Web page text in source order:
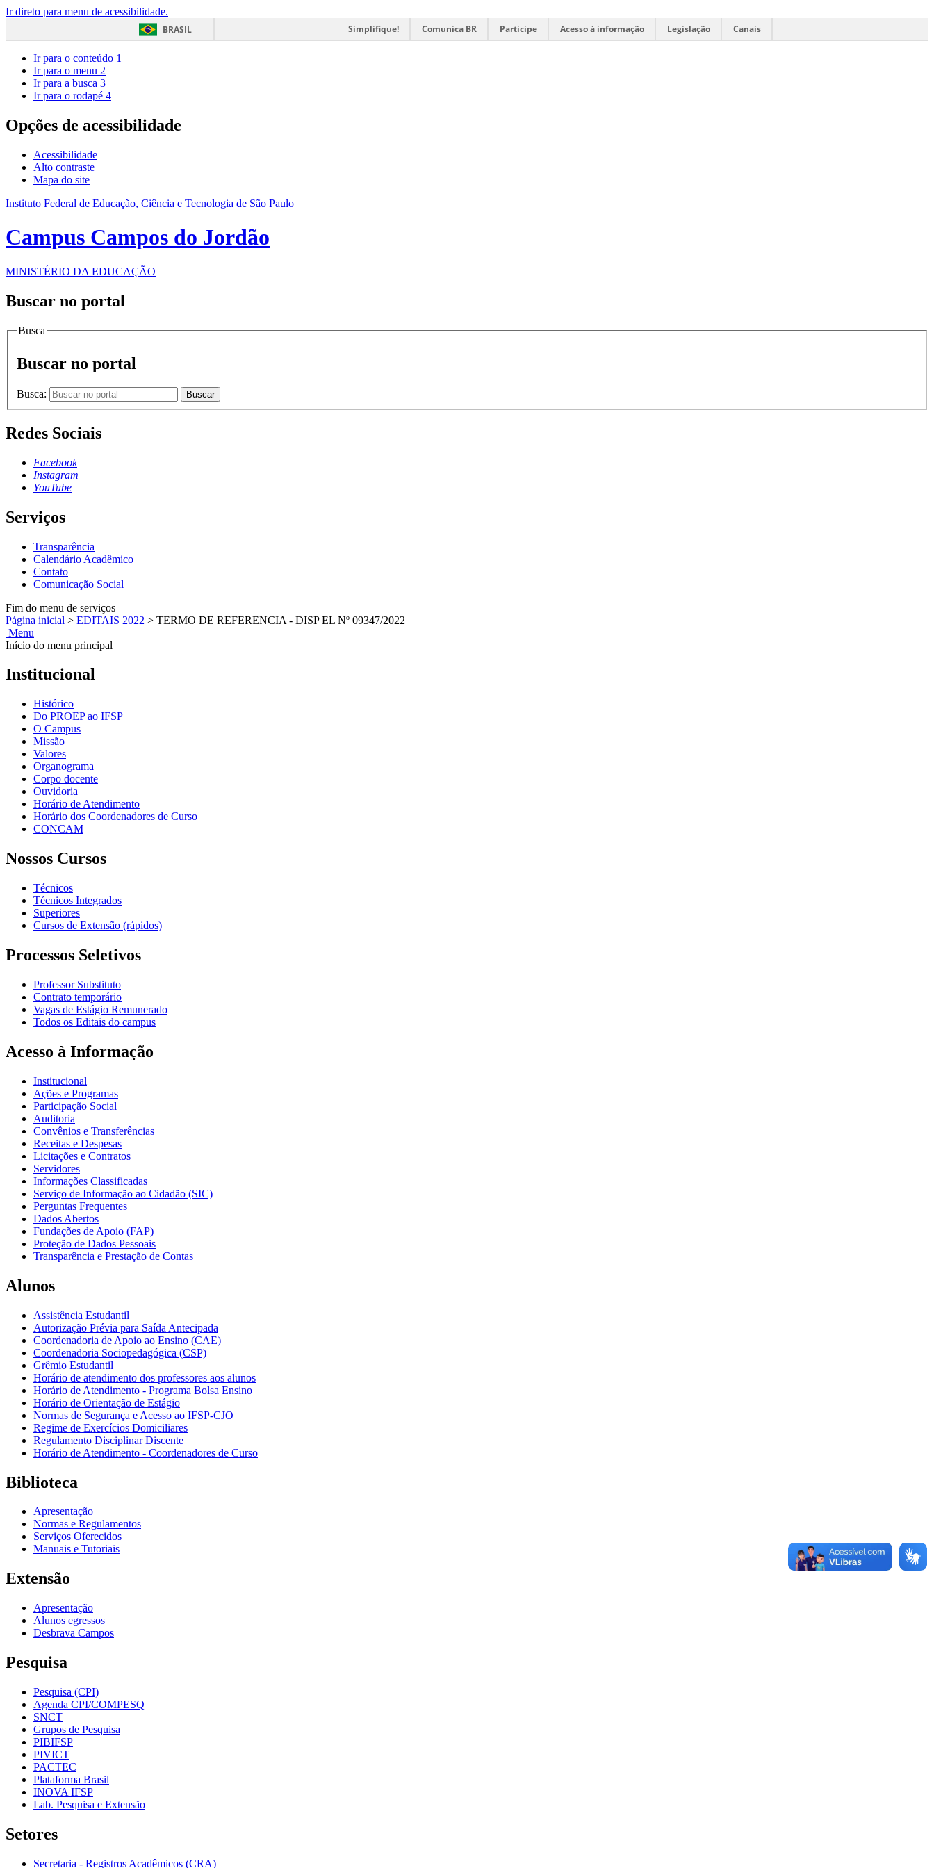
Ir direto para menu de acessibilidade.
BRASIL
Simplifique! Comunica BR Participe Acesso à informação Legislação Canais
Ir para o conteúdo 1
Ir para o menu 2
Ir para a busca 3
Ir para o rodapé 4
Opções de acessibilidade
Acessibilidade
Alto contraste
Mapa do site
Instituto Federal de Educação, Ciência e Tecnologia de São Paulo
Campus Campos do Jordão
MINISTÉRIO DA EDUCAÇÃO
Buscar no portal
Busca
Buscar no portal
Busca: Buscar
Redes Sociais
Facebook
Instagram
YouTube
Serviços
Transparência
Calendário Acadêmico
Contato
Comunicação Social
Fim do menu de serviços
Página inicial > EDITAIS 2022 > TERMO DE REFERENCIA - DISP EL Nº 09347/2022
Menu
Início do menu principal
Institucional
Histórico
Do PROEP ao IFSP
O Campus
Missão
Valores
Organograma
Corpo docente
Ouvidoria
Horário de Atendimento
Horário dos Coordenadores de Curso
CONCAM
Nossos Cursos
Técnicos
Técnicos Integrados
Superiores
Cursos de Extensão (rápidos)
Processos Seletivos
Professor Substituto
Contrato temporário
Vagas de Estágio Remunerado
Todos os Editais do campus
Acesso à Informação
Institucional
Ações e Programas
Participação Social
Auditoria
Convênios e Transferências
Receitas e Despesas
Licitações e Contratos
Servidores
Informações Classificadas
Serviço de Informação ao Cidadão (SIC)
Perguntas Frequentes
Dados Abertos
Fundações de Apoio (FAP)
Proteção de Dados Pessoais
Transparência e Prestação de Contas
Alunos
Assistência Estudantil
Autorização Prévia para Saída Antecipada
Coordenadoria de Apoio ao Ensino (CAE)
Coordenadoria Sociopedagógica (CSP)
Grêmio Estudantil
Horário de atendimento dos professores aos alunos
Horário de Atendimento - Programa Bolsa Ensino
Horário de Orientação de Estágio
Normas de Segurança e Acesso ao IFSP-CJO
Regime de Exercícios Domiciliares
Regulamento Disciplinar Discente
Horário de Atendimento - Coordenadores de Curso
Biblioteca
Apresentação
Normas e Regulamentos
Serviços Oferecidos
Manuais e Tutoriais
Extensão
Apresentação
Alunos egressos
Desbrava Campos
Pesquisa
Pesquisa (CPI)
Agenda CPI/COMPESQ
SNCT
Grupos de Pesquisa
PIBIFSP
PIVICT
PACTEC
Plataforma Brasil
INOVA IFSP
Lab. Pesquisa e Extensão
Setores
Secretaria - Registros Acadêmicos (CRA)